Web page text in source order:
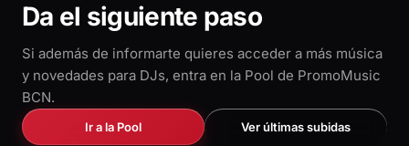
Da el siguiente paso
Si además de informarte quieres acceder a más música
y novedades para DJs, entra en la Pool de PromoMusic
BCN.
Ir a la Pool Ver últimas subidas